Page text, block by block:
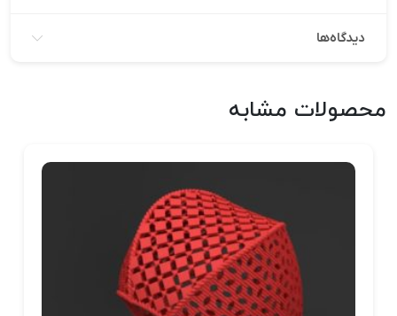
دیدگاه‌ها
محصولات مشابه